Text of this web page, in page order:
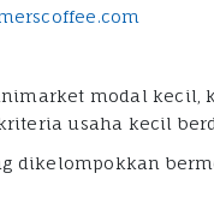
modal kecil,
usaha kecil
dikelompokkan